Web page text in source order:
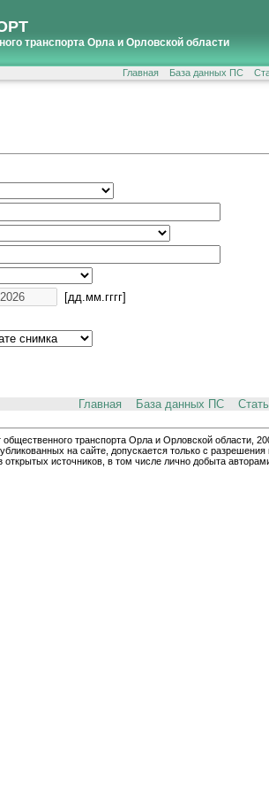
транспорта Орла и Орловской области
Главная База данных ПС
[дд.мм.гггг]
Главная База данных ПС
транспорта Орла и Орловской области,
на сайте, допускается только с разрешения
источников, в том числе лично добыта